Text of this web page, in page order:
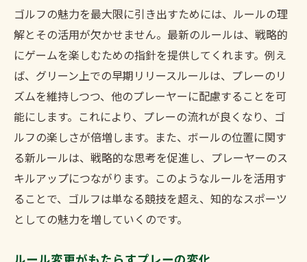
ゴルフの魅力を最大限に引き出すためには、ルールの理
解とその活用が欠かせません。最新のルールは、戦略的
にゲームを楽しむための指針を提供してくれます。例え
ば、グリーン上での早期リリースルールは、プレーのリ
ズムを維持しつつ、他のプレーヤーに配慮することを可
能にします。これにより、プレーの流れが良くなり、ゴ
ルフの楽しさが倍増します。また、ボールの位置に関す
る新ルールは、戦略的な思考を促進し、プレーヤーのス
キルアップにつながります。このようなルールを活用す
ることで、ゴルフは単なる競技を超え、知的なスポーツ
としての魅力を増していくのです。